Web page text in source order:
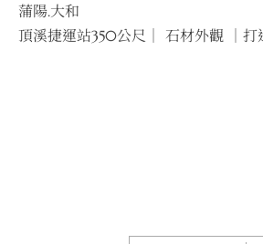
蒲陽.大和
頂溪捷運站350公尺｜ 石材外觀 ｜打